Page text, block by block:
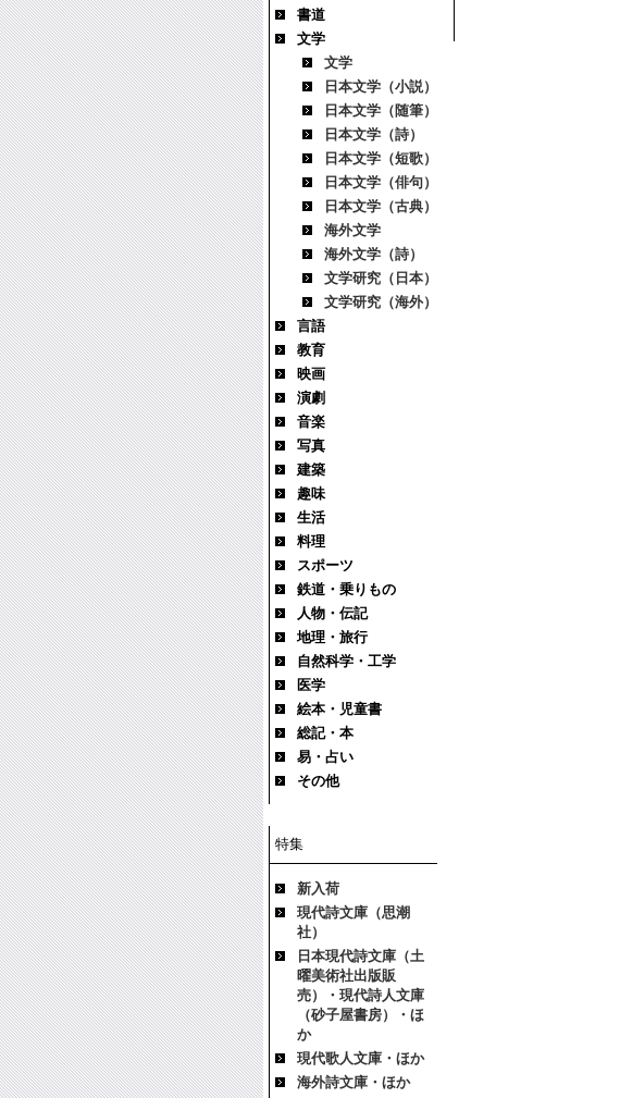
書道
文学
文学
日本文学（小説）
日本文学（随筆）
日本文学（詩）
日本文学（短歌）
日本文学（俳句）
日本文学（古典）
海外文学
海外文学（詩）
文学研究（日本）
文学研究（海外）
言語
教育
映画
演劇
音楽
写真
建築
趣味
生活
料理
スポーツ
鉄道・乗りもの
人物・伝記
地理・旅行
自然科学・工学
医学
絵本・児童書
総記・本
易・占い
その他
特集
新入荷
現代詩文庫（思潮
社）
日本現代詩文庫（土
曜美術社出版販
売）・現代詩人文庫
（砂子屋書房）・ほ
か
現代歌人文庫・ほか
海外詩文庫・ほか